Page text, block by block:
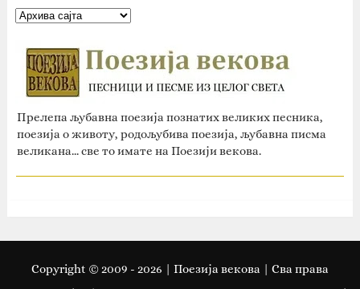
Прелепа љубавна поезија познатих великих песника,
поезија о животу, родољубива поезија, љубавна писма
великана... све то имате на Поезији векова.
Copyright © 2009 - 2026 | Поезија векова | Сва права